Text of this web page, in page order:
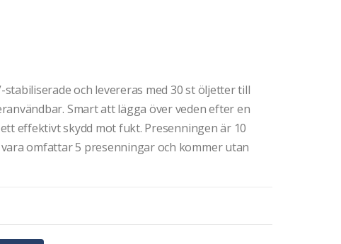
och levereras med 30 st öljetter till
Smart att lägga över veden efter en
effektivt skydd mot fukt. Presenningen är 10
omfattar 5 presenningar och kommer utan